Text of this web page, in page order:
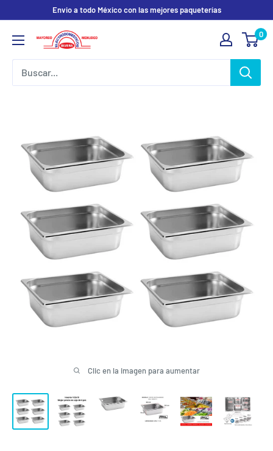
contenido
Envio a todo México con las mejores paqueterías
Electrodomesticos
0
Clic en la imagen para aumentar